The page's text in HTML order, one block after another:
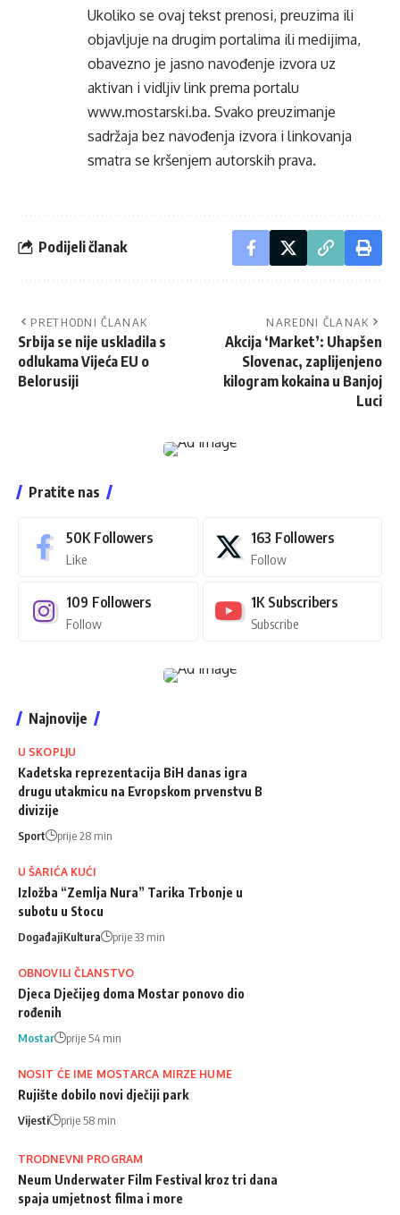
Ukoliko se ovaj tekst prenosi, preuzima ili
objavljuje na drugim portalima ili medijima,
obavezno je jasno navođenje izvora uz
aktivan i vidljiv link prema portalu
www.mostarski.ba. Svako preuzimanje
sadržaja bez navođenja izvora i linkovanja
smatra se kršenjem autorskih prava.
Podijeli članak
PRETHODNI ČLANAK
Srbija se nije uskladila s
odlukama Vijeća EU o
Belorusiji
NAREDNI ČLANAK
Akcija ‘Market’: Uhapšen
Slovenac, zaplijenjeno
kilogram kokaina u Banjoj
Luci
Pratite nas
50K Followers
Like
163 Followers
Follow
109 Followers
Follow
1K Subscribers
Subscribe
Najnovije
U SKOPLJU
Kadetska reprezentacija BiH danas igra
drugu utakmicu na Evropskom prvenstvu B
divizije
Sport prije 28 min
U ŠARIĆA KUĆI
Izložba “Zemlja Nura” Tarika Trbonje u
subotu u Stocu
DogađajiKultura prije 33 min
OBNOVILI ČLANSTVO
Djeca Dječijeg doma Mostar ponovo dio
rođenih
Mostar prije 54 min
NOSIT ĆE IME MOSTARCA MIRZE HUME
Rujište dobilo novi dječiji park
Vijesti prije 58 min
TRODNEVNI PROGRAM
Neum Underwater Film Festival kroz tri dana
spaja umjetnost filma i more